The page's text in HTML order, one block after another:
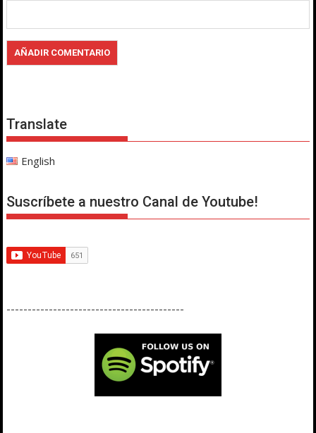
Translate
English
Suscríbete a nuestro Canal de Youtube!
------------------------------------------